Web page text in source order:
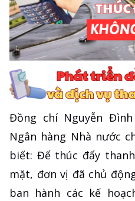
Đồng chí Nguyễn
Ngân hàng Nhà nước
biết: Để thúc đẩy
mặt, đơn vị đã chủ
ban hành các kế